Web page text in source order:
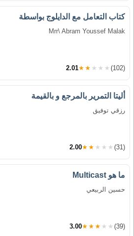
كتاب التعامل مع الدايلوج بواسطة
Mrr\ Abram Youssef Malak
2.01★★★★★ (102)
أليتا التمرير بالمرجع و بالقيمة
رزقي توفيق
2.00★★★★★ (31)
ما هو Multicast
حسين الربيعي
3.00★★★★★ (39)